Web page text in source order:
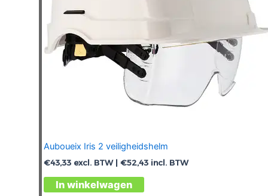
Auboueix Iris 2 veiligheidshelm
€43,33 excl. BTW | €52,43 incl. BTW
In winkelwagen
Dit
product